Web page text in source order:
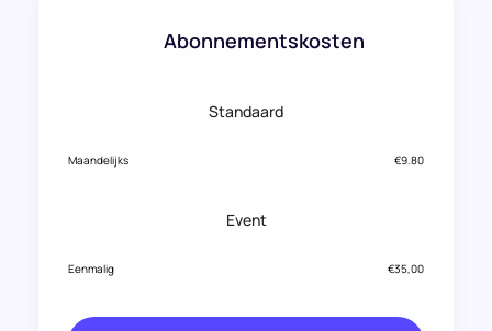
Abonnementskosten
Standaard
Maandelijks €9.80
Event
Eenmalig €35,00